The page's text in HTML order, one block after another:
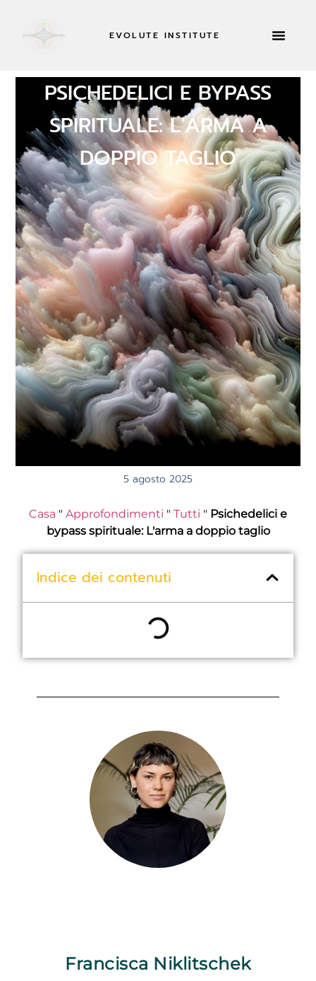
EVOLUTE INSTITUTE
PSICHEDELICI E BYPASS
SPIRITUALE: L'ARMA A
DOPPIO TAGLIO
5 agosto 2025
Casa " Approfondimenti " Tutti " Psichedelici e
bypass spirituale: L'arma a doppio taglio
Indice dei contenuti
Francisca Niklitschek